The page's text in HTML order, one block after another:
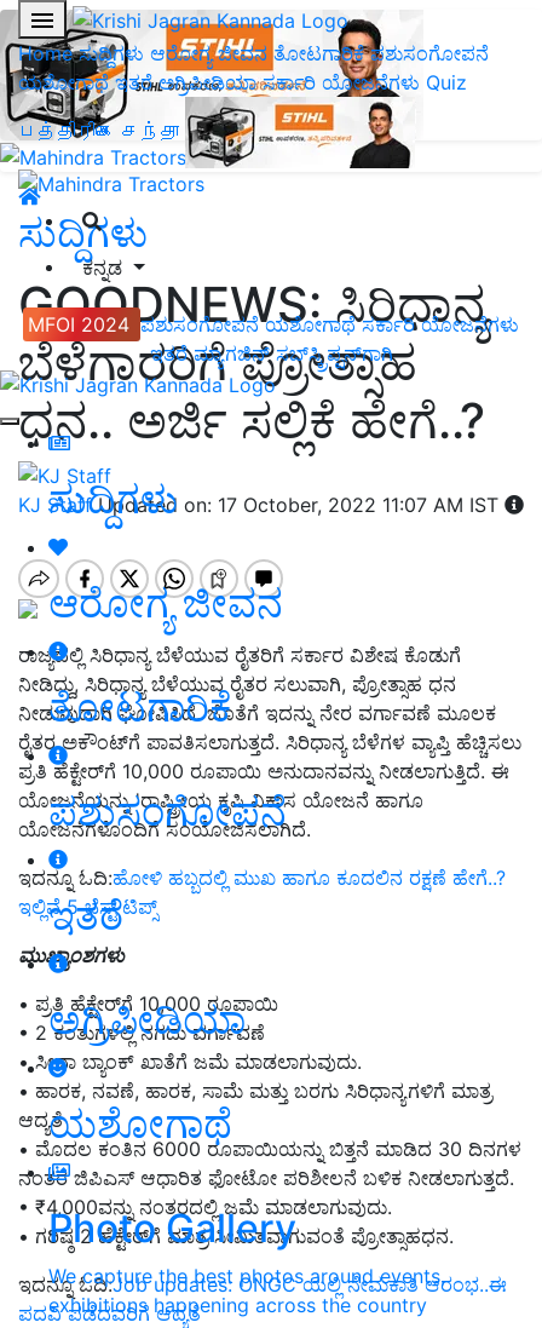
Home ಸುದ್ದಿಗಳು ಆರೋಗ್ಯ ಜೀವನ ತೋಟಗಾರಿಕೆಪಶುಸಂಗೋಪನೆ
ಯಶೋಗಾಥೆ ಇತರೆ ಅಗ್ರಿಪೀಡಿಯಾ ಸರ್ಕಾರಿ ಯೋಜನೆಗಳು Quiz
பத்திரிகை சந்தா
ಕನ್ನಡ
MFOI 2024 ಪಶುಸಂಗೋಪನೆ ಯಶೋಗಾಥೆ ಸರ್ಕಾರಿ ಯೋಜನೆಗಳು
ಇತರೆ ಮ್ಯಾಗಜಿನ್‌ ಸಬ್‌ಸ್ಕ್ರಿಪ್ಷನ್‌ಗಾಗಿ
ಸುದ್ದಿಗಳು
ಆರೋಗ್ಯ ಜೀವನ
ತೋಟಗಾರಿಕೆ
ಪಶುಸಂಗೋಪನೆ
ಇತರೆ
ಅಗ್ರಿಪೀಡಿಯಾ
ಯಶೋಗಾಥೆ
Photo Gallery
We capture the best photos around events,
exhibitions happening across the country
ಸುದ್ದಿಗಳು
GOODNEWS: ಸಿರಿಧಾನ್ಯ
ಬೆಳೆಗಾರರಿಗೆ ಪ್ರೋತ್ಸಾಹ
ಧನ.. ಅರ್ಜಿ ಸಲ್ಲಿಕೆ ಹೇಗೆ..?
KJ StaffUpdated on: 17 October, 2022 11:07 AM IST
ರಾಜ್ಯದಲ್ಲಿ ಸಿರಿಧಾನ್ಯ ಬೆಳೆಯುವ ರೈತರಿಗೆ ಸರ್ಕಾರ ವಿಶೇಷ ಕೊಡುಗೆ
ನೀಡಿದ್ದು, ಸಿರಿಧಾನ್ಯ ಬೆಳೆಯುವ ರೈತರ ಸಲುವಾಗಿ, ಪ್ರೋತ್ಸಾಹ ಧನ
ನೀಡುವುದಾಗಿ ಘೋಷಿಸಿದೆ. ಜೊತೆಗೆ ಇದನ್ನು ನೇರ ವರ್ಗಾವಣೆ ಮೂಲಕ
ರೈತರ ಅಕೌಂಟ್‌ಗೆ ಪಾವತಿಸಲಾಗುತ್ತದೆ. ಸಿರಿಧಾನ್ಯ ಬೆಳೆಗಳ ವ್ಯಾಪ್ತಿ ಹೆಚ್ಚಿಸಲು
ಪ್ರತಿ ಹೆಕ್ಟೇರ್‌ಗೆ 10,000 ರೂಪಾಯಿ ಅನುದಾನವನ್ನು ನೀಡಲಾಗುತ್ತಿದೆ. ಈ
ಯೋಜನೆಯನ್ನು 'ರಾಷ್ಟ್ರೀಯ ಕೃಷಿ ವಿಕಾಸ ಯೋಜನೆ ಹಾಗೂ
ಯೋಜನೆಗಳೊಂದಿಗೆ ಸಂಯೋಜಿಸಲಾಗಿದೆ.
ಇದನ್ನೂ ಓದಿ:ಹೋಳಿ ಹಬ್ಬದಲ್ಲಿ ಮುಖ ಹಾಗೂ ಕೂದಲಿನ ರಕ್ಷಣೆ ಹೇಗೆ..?
ಇಲ್ಲಿವೆ 5 ಬೆಸ್ಟ್‌ ಟಿಪ್ಸ್‌
ಮುಖ್ಯಾಂಶಗಳು
• ಪ್ರತಿ ಹೆಕ್ಟೇರ್‌ಗೆ 10,000 ರೂಪಾಯಿ
• 2 ಕಂತುಗಳಲ್ಲಿ ನಗದು ವರ್ಗಾವಣೆ
• ಸೀದಾ ಬ್ಯಾಂಕ್‌ ಖಾತೆಗೆ ಜಮೆ ಮಾಡಲಾಗುವುದು.
• ಹಾರಕ, ನವಣೆ, ಹಾರಕ, ಸಾಮೆ ಮತ್ತು ಬರಗು ಸಿರಿಧಾನ್ಯಗಳಿಗೆ ಮಾತ್ರ
ಆದ್ಯತೆ
• ಮೊದಲ ಕಂತಿನ 6000 ರೂಪಾಯಿಯನ್ನು ಬಿತ್ತನೆ ಮಾಡಿದ 30 ದಿನಗಳ
ನಂತರ ಜಿಪಿಎಸ್‌ ಆಧಾರಿತ ಫೋಟೋ ಪರಿಶೀಲನೆ ಬಳಿಕ ನೀಡಲಾಗುತ್ತದೆ.
• ₹4,000ವನ್ನು ನಂತರದಲ್ಲಿ ಜಮೆ ಮಾಡಲಾಗುವುದು.
• ಗರಿಷ್ಠ 2 ಹೆಕ್ಟೇರ್‌ಗೆ ಮಾತ್ರ ಸೀಮಿತವಾಗುವಂತೆ ಪ್ರೋತ್ಸಾಹಧನ.
ಇದನ್ನೂ ಓದಿ:Job updates: ONGC ಯಲ್ಲಿ ನೇಮಕಾತಿ ಆರಂಭ..ಈ
ಪದವಿ ಪಡೆದವರಿಗೆ ಆದ್ಯತೆ